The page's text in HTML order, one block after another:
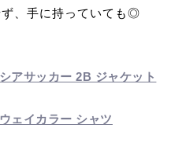
、手に持っていても◎
アサッカー 2B ジャケット
ェイカラー シャツ